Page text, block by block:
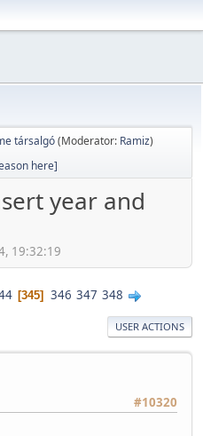
társalgó(Moderator: Ramiz)
here]
year and
19:32:19
345 346 347 348
USER ACTIONS
#10320